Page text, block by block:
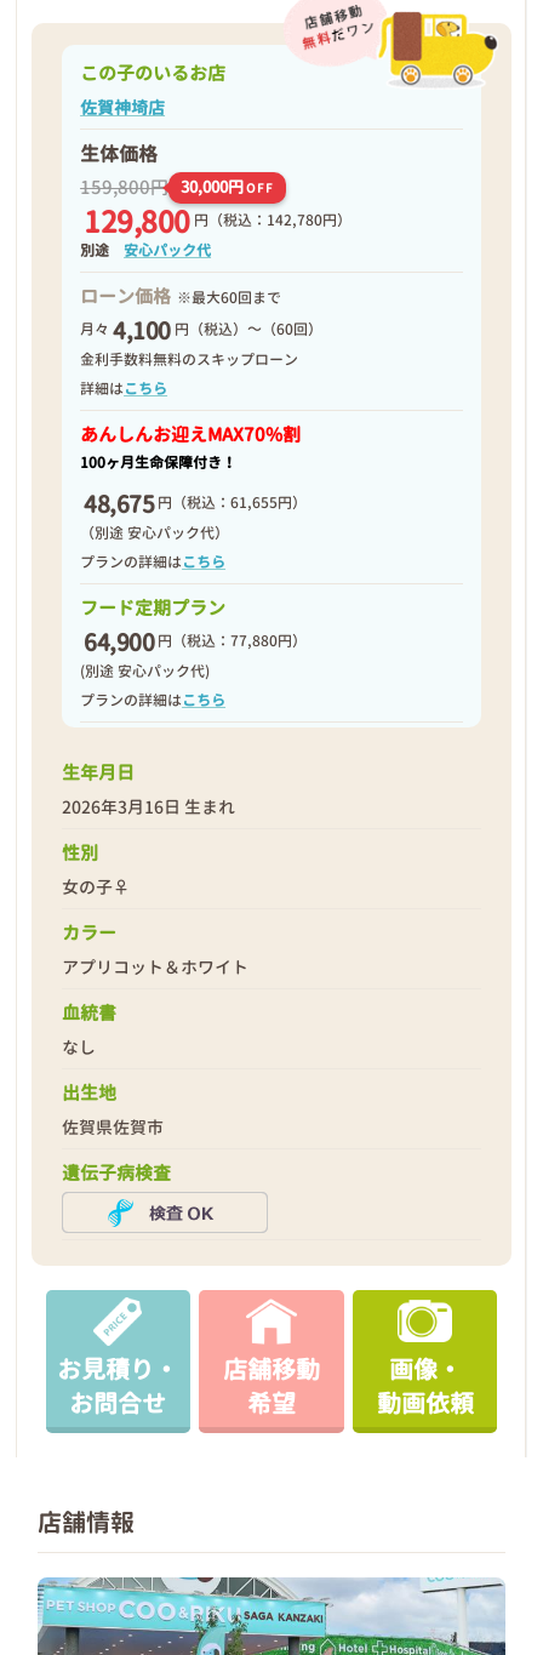
この子のいるお店
佐賀神埼店
生体価格
159,800円 30,000円OFF
129,800 円 （税込：142,780円）
別途安心パック代
ローン価格 ※最大60回まで
月々 4,100 円（税込）～（60回）
金利手数料無料のスキップローン
詳細はこちら
あんしんお迎えMAX70%割
100ヶ月生命保障付き！
48,675 円 （税込：61,655円）
（別途 安心パック代）
プランの詳細はこちら
フード定期プラン
64,900 円 （税込：77,880円）
(別途 安心パック代)
プランの詳細はこちら
生年月日
2026年3月16日 生まれ
性別
女の子♀
カラー
アプリコット＆ホワイト
血統書
なし
出生地
佐賀県佐賀市
遺伝子病検査
お見積り・
お問合せ
店舗移動
希望
画像・
動画依頼
店舗情報